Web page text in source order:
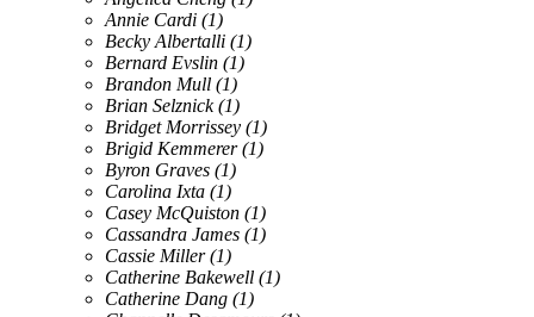
Annie Cardi (1)
Becky Albertalli (1)
Bernard Evslin (1)
Brandon Mull (1)
Brian Selznick (1)
Bridget Morrissey (1)
Brigid Kemmerer (1)
Byron Graves (1)
Carolina Ixta (1)
Casey McQuiston (1)
Cassandra James (1)
Cassie Miller (1)
Catherine Bakewell (1)
Catherine Dang (1)